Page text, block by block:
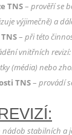
TNS– prověří se
výjimečně) a
– při této
vnitřních revizí:
(média) nebo
TNS– provádí
stabilních a